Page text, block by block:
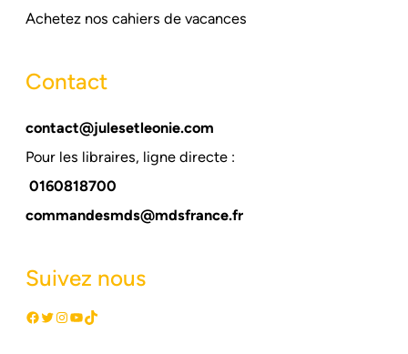
Achetez nos cahiers de vacances
Contact
contact@julesetleonie.com
Pour les libraires, ligne directe :
0160818700
commandesmds@mdsfrance.fr
Suivez nous
Facebook Twitter InstagramYouTube TikTok